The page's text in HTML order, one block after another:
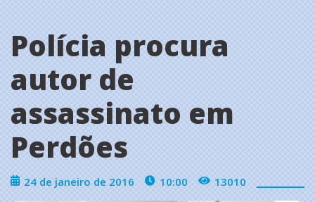
Polícia procura
autor de
assassinato em
Perdões
24 de janeiro de 2016 10:00 13010